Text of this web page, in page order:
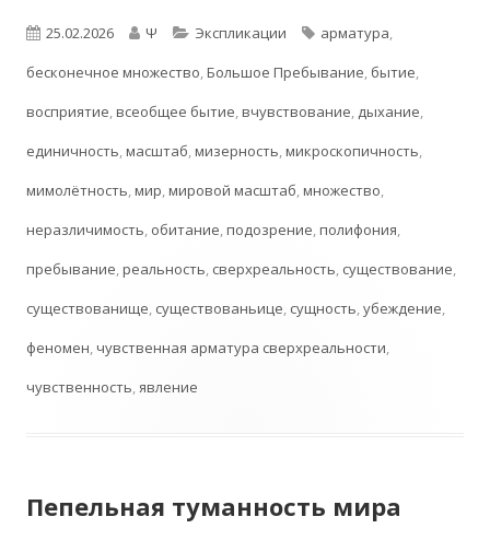
Опубликовано
25.02.2026 Автор
Ψ Рубрики
Экспликации Метки
арматура,
бесконечное множество,Большое Пребывание, бытие,
восприятие,всеобщее бытие,вчувствование, дыхание,
единичность,масштаб,мизерность,микроскопичность,
мимолётность,мир,мировой масштаб,множество,
неразличимость, обитание,подозрение,полифония,
пребывание,реальность, сверхреальность, существование,
существованище, существованьице, сущность,убеждение,
феномен,чувственная арматура сверхреальности,
чувственность,явление
Пепельная туманность мира